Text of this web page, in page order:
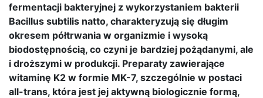
fermentacji bakteryjnej z wykorzystaniem bakterii
Bacillus subtilis natto, charakteryzują się długim
okresem półtrwania w organizmie i wysoką
biodostępnością, co czyni je bardziej pożądanymi, ale
i droższymi w produkcji. Preparaty zawierające
witaminę K2 w formie MK-7, szczególnie w postaci
all-trans, która jest jej aktywną biologicznie formą,